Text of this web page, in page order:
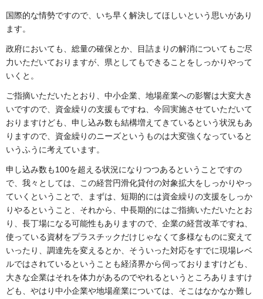
国際的な情勢ですので、いち早く解決してほしいという思いがあり
ます。
政府においても、総量の確保とか、目詰まりの解消についてもご尽
力いただいておりますが、県としてもできることをしっかりやって
いくと。
ご指摘いただいたとおり、中小企業、地場産業への影響は大変大き
いですので、資金繰りの支援もですね、今回実施させていただいて
おりますけども、申し込み数も結構増えてきているという状況もあ
りますので、資金繰りのニーズというものは大変強くなっていると
いうふうに考えています。
申し込み数も100を超える状況になりつつあるということですの
で、我々としては、この経営円滑化貸付の対象拡大をしっかりやっ
ていくということで、まずは、短期的には資金繰りの支援をしっか
りやるということ、それから、中長期的にはご指摘いただいたとお
り、長丁場になる可能性もありますので、企業の経営改革ですね、
使っている資材をプラスチックだけじゃなくて多様なものに変えて
いったり、調達先を変えるとか、そういった対応をすでに現場レベ
ルではされているということも経済界から伺っておりますけども、
大きな企業はそれを体力があるのでやれるというところありますけ
ども、やはり中小企業や地場産業については、そこはなかなか難し